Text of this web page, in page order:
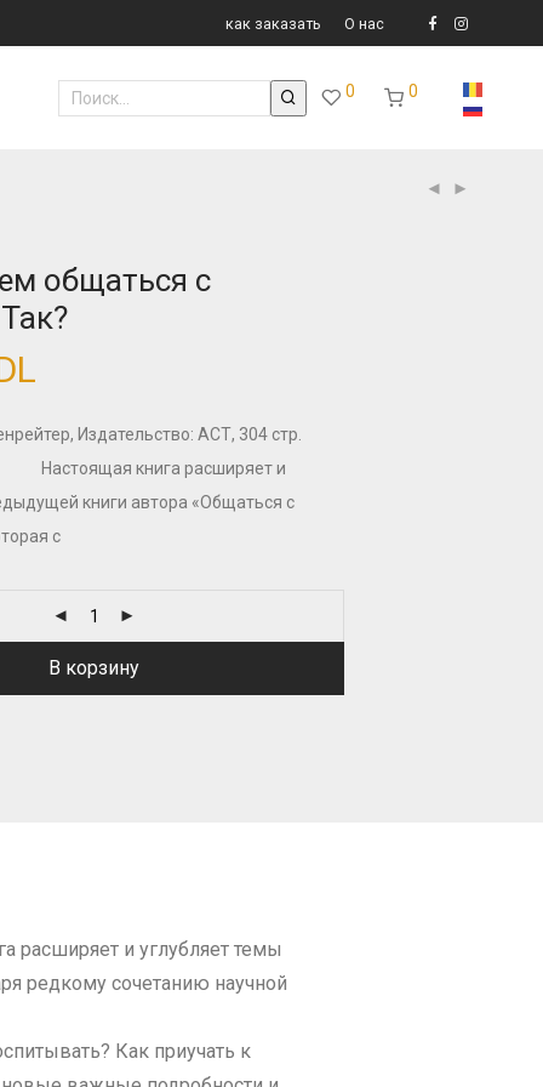
как заказать О нас
0 0
общаться с
Издательство: АСТ, 304 стр.
Настоящая книга расширяет и
книги автора «Общаться с
с
В корзину
и углубляет темы
редкому сочетанию научной
Как приучать к